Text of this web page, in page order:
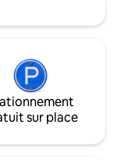
d'une télévision
sur place